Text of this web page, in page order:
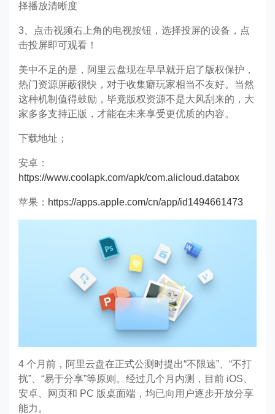
择播放清晰度
3、点击视频右上角的电视按钮，选择投屏的设备，点
击投屏即可观看！
美中不足的是，阿里云盘现在早早就开启了版权保护，
热门资源屏蔽很快，对于收集癖玩家相当不友好。当然
这种机制值得鼓励，毕竟版权资源不是大风刮来的，大
家多多支持正版，才能在未来享受更优质的内容。
下载地址；
安卓：
https://www.coolapk.com/apk/com.alicloud.databox
苹果： https://apps.apple.com/cn/app/id1494661473
4 个月前，阿里云盘在正式公测时提出“不限速”、“不打
扰”、“易于分享”等原则。经过几个月内测，目前 iOS、
安卓、网页和 PC 版桌面端，均已向用户逐步开放分享
能力。